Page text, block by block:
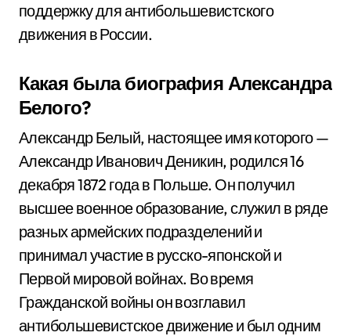
поддержку для антибольшевистского
движения в России.
Какая была биография Александра
Белого?
Александр Белый, настоящее имя которого —
Александр Иванович Деникин, родился 16
декабря 1872 года в Польше. Он получил
высшее военное образование, служил в ряде
разных армейских подразделений и
принимал участие в русско-японской и
Первой мировой войнах. Во время
Гражданской войны он возглавил
антибольшевистское движение и был одним